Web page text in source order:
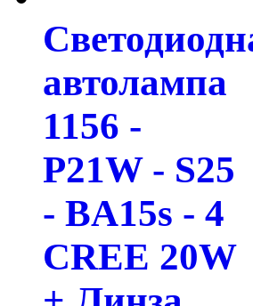
автолампа
1156 -
P21W - S25
- BA15s - 4
CREE 20W